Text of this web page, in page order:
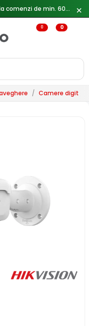
✕
0 0
/ Camere digitale